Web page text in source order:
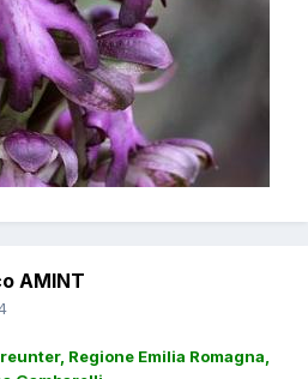
AMINT
Regione Emilia Romagna,